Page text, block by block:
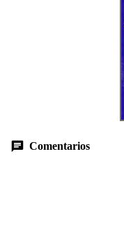
Comentarios